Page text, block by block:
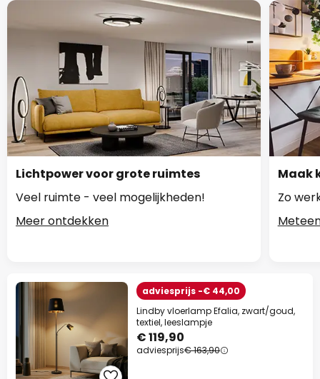
Lichtpower voor grote ruimtes
Veel ruimte - veel mogelijkheden!
Meer ontdekken
Maak
Zo
adviesprijs -€ 44,00
Lindby vloerlamp Efalia, zwart/goud,
textiel, leeslampje
€ 119,90
adviesprijs€ 163,90